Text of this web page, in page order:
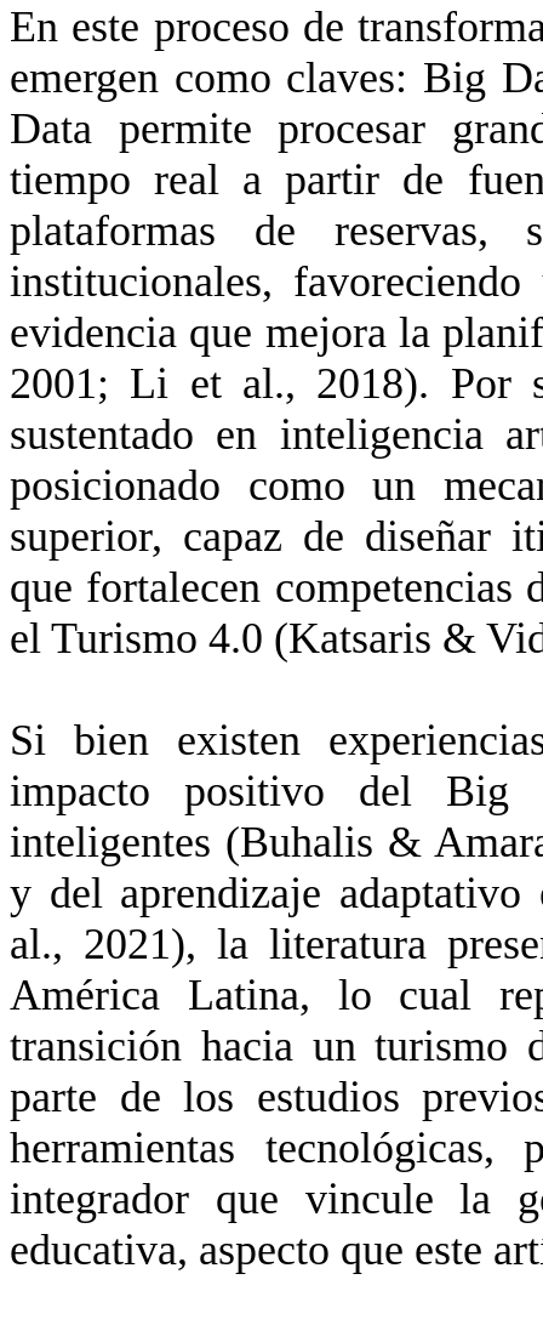
En este proceso de
emergen como claves: Big
Data permite procesar
tiempo real a partir de
plataformas de reservas,
institucionales,
evidencia que mejora la
2001; Li et al., 2018). Por
sustentado en inteligencia
posicionado como un
superior, capaz de diseñar
que fortalecen competencias
el Turismo 4.0 (Katsaris &
Si bien existen
impacto positivo del Big
inteligentes (Buhalis &
y del aprendizaje
al., 2021), la literatura
América Latina, lo cual
transición hacia un turismo
parte de los estudios
herramientas
integrador que vincule la
educativa, aspecto que este